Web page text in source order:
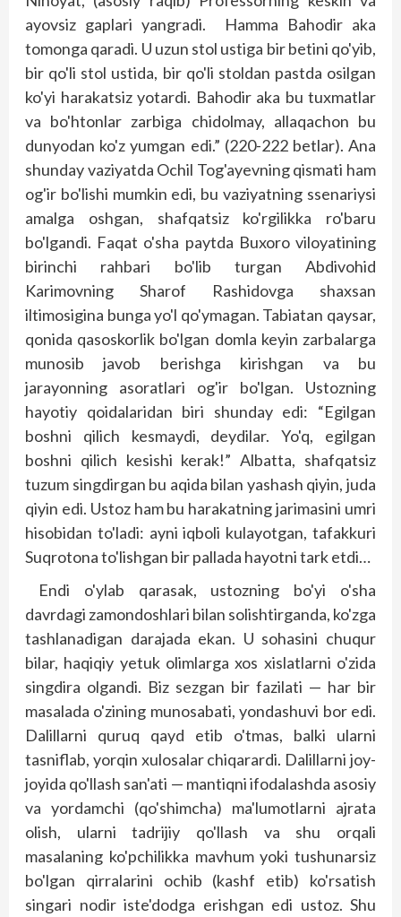
ayovsiz gaplari yangradi. Hamma Bahodir aka
tomonga qaradi. U uzun stol ustiga bir betini qo'yib,
bir qo'li stol ustida, bir qo'li stoldan pastda osilgan
ko'yi harakatsiz yotardi. Bahodir aka bu tuxmatlar
va bo'htonlar zarbiga chidolmay, allaqachon bu
dunyodan ko'z yumgan edi.” (220-222 betlar). Ana
shunday vaziyatda Ochil Tog'ayevning qismati ham
og'ir bo'lishi mumkin edi, bu vaziyatning ssenariysi
amalga oshgan, shaf­qatsiz ko'rgilikka ro'baru
bo'lgandi. Faqat o'sha paytda Buxoro viloyatining
birinchi rahbari bo'lib turgan Abdivohid
Karimovning Sharof Rashidovga shaxsan
iltimosigina bunga yo'l qo'ymagan. Tabiatan qaysar,
qonida qasoskorlik bo'lgan domla keyin zarbalarga
munosib javob berishga kirishgan va bu
jarayonning asoratlari og'ir bo'lgan. Ustozning
hayotiy qoidalaridan biri shunday edi: “Egilgan
boshni qilich kesmaydi, deydilar. Yo'q, egilgan
boshni qilich kesishi kerak!” Albatta, shafqatsiz
tuzum singdirgan bu aqida bilan yashash qiyin, juda
qiyin edi. Ustoz ham bu harakatning jarimasini umri
hisobidan to'ladi: ayni iqboli kulayotgan, tafakkuri
Suqrotona to'lishgan bir pallada hayotni tark etdi…
Endi o'ylab qarasak, ustozning bo'yi o'sha
davrdagi zamondoshlari bilan solishtirganda, ko'zga
tashlanadigan darajada ekan. U sohasini chuqur
bilar, haqiqiy yetuk olimlarga xos xislatlarni o'zida
singdira olgandi. Biz sezgan bir fazilati — har bir
masalada o'zining munosabati, yondashuvi bor edi.
Dalillarni quruq qayd etib o'tmas, balki ularni
tasniflab, yorqin xulosalar chiqarardi. Dalillarni joy-
joyida qo'llash san'ati — mantiqni ifodalashda asosiy
va yordamchi (qo'shimcha) ma'lumotlarni ajrata
olish, ularni tadrijiy qo'llash va shu orqali
masalaning ko'pchilikka mavhum yoki tushunarsiz
bo'lgan qirralarini ochib (kashf etib) ko'rsatish
singari nodir iste'dodga erishgan edi ustoz. Shu